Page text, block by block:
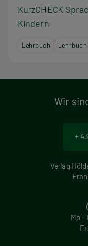
KurzCHECK
Kindern
Lehrbuch Lehrbuch
Wir
+
Verlag
Mo –